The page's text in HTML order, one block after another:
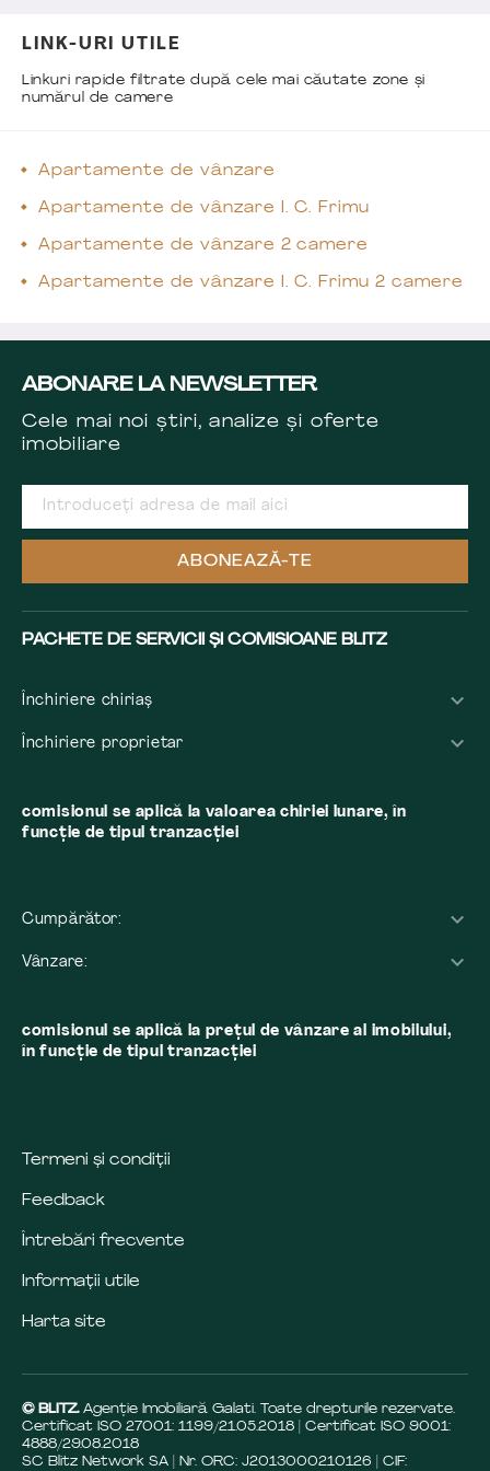
LINK-URI UTILE
Linkuri rapide filtrate după cele mai căutate zone și
numărul de camere
Apartamente de vânzare
Apartamente de vânzare I. C. Frimu
Apartamente de vânzare 2 camere
Apartamente de vânzare I. C. Frimu 2 camere
ABONARE LA NEWSLETTER
Cele mai noi știri, analize și oferte
imobiliare
ABONEAZĂ-TE
PACHETE DE SERVICII ȘI COMISIOANE BLITZ
Închiriere chiriaș
Închiriere proprietar
comisionul se aplică la valoarea chiriei lunare, în
funcție de tipul tranzacției
Cumpărător:
Vânzare:
comisionul se aplică la preţul de vânzare al imobilului,
în funcţie de tipul tranzacţiei
Termeni și condiții
Feedback
Întrebări frecvente
Informații utile
Harta site
© BLITZ. Agenție Imobiliară Galati. Toate drepturile rezervate.
Certificat ISO 27001: 1199/21.05.2018 | Certificat ISO 9001:
4888/29.08.2018
SC Blitz Network SA | Nr. ORC: J2013000210126 | CIF: